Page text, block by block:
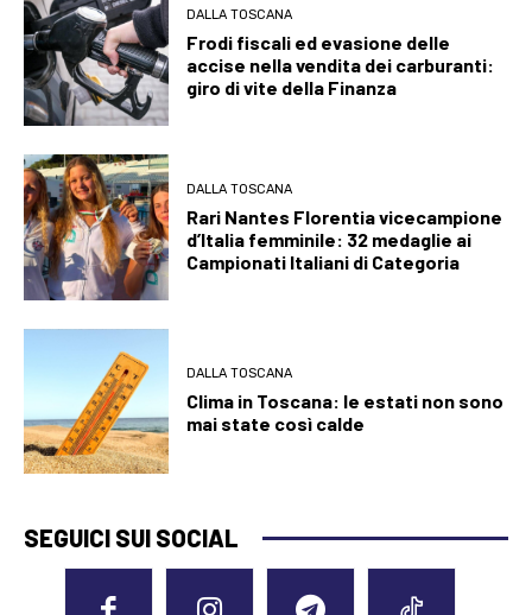
DALLA TOSCANA
Frodi fiscali ed evasione delle
accise nella vendita dei carburanti:
giro di vite della Finanza
DALLA TOSCANA
Rari Nantes Florentia vicecampione
d’Italia femminile: 32 medaglie ai
Campionati Italiani di Categoria
DALLA TOSCANA
Clima in Toscana: le estati non sono
mai state così calde
SEGUICI SUI SOCIAL